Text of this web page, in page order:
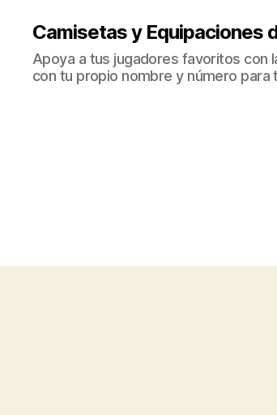
Camisetas y Equipaciones
Apoya a tus jugadores favoritos con
con tu propio nombre y número para